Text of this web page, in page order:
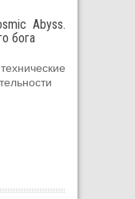
Abyss.
бога